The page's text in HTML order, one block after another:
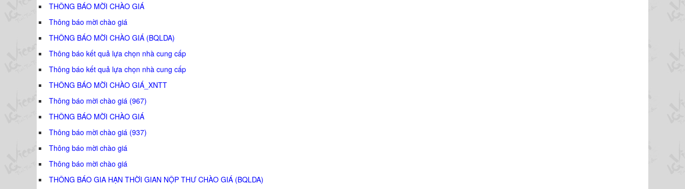
THÔNG BÁO MỜI CHÀO GIÁ
Thông báo mời chào giá
THÔNG BÁO MỜI CHÀO GIÁ (BQLDA)
Thông báo kết quả lựa chọn nhà cung cấp
Thông báo kết quả lựa chọn nhà cung cấp
THÔNG BÁO MỜI CHÀO GIÁ_XNTT
Thông báo mời chào giá (967)
THÔNG BÁO MỜI CHÀO GIÁ
Thông báo mời chào giá (937)
Thông báo mời chào giá
Thông báo mời chào giá
THÔNG BÁO GIA HẠN THỜI GIAN NỘP THƯ CHÀO GIÁ (BQLDA)